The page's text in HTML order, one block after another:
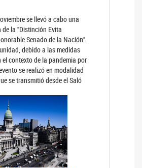
se llevó a cabo una
de la "Distinción Evita
Senado de la Nación".
debido a las medidas
contexto de la pandemia por
se realizó en modalidad
se transmitió desde el Saló